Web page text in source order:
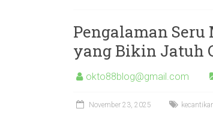
Pengalaman
yang Bikin Jatuh
okto88blog@gmail.com
November 23, 2025